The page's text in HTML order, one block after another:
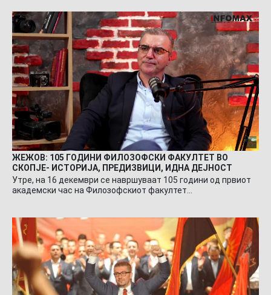
ЖЕЖОВ: 105 ГОДИНИ ФИЛОЗОФСКИ ФАКУЛТЕТ ВО
СКОПЈЕ- ИСТОРИЈА, ПРЕДИЗВИЦИ, ИДНА ДЕЈНОСТ
Утре, на 16 декември се навршуваат 105 години од првиот
академски час на Филозофскиот факултет…